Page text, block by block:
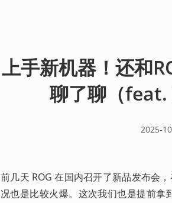
上手新机器！还和
聊了聊（feat.
2025-
前几天 ROG 在国内召开了新品发布会
况也是比较火爆。这次我们也是提前拿